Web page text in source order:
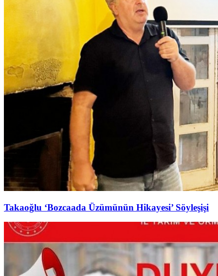
Takaoğlu ‘Bozcaada Üzümünün Hikayesi’ Söyleşişi